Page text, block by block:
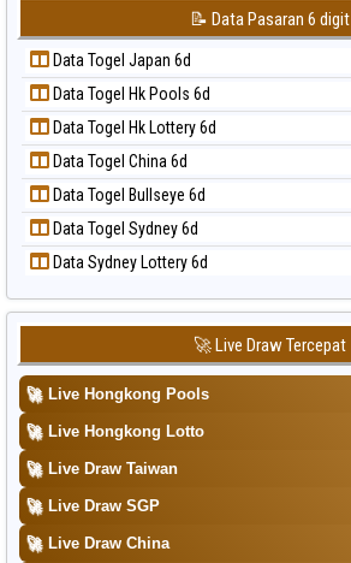
📝 Pola Dasar Sydney Lotto
📝 Pola Dasar Sydney Pools 6d
📝 Pola Dasar Taipei
📝 Pola Dasar Taiwan
Data Togel Japan 6d
Data Togel Korea
Data Togel Kuda Lari
Data Togel Magnum Cambodia
Data Togel Nagoya
Data Togel North Carolina Day
Data Togel Pcso
Data Togel Sao Paulo
Data Togel Singapore
Data Togel Sydney
Data Togel Sydney Lottery
Data Togel Sydney Lottery 6d
Data Togel Sydney Lotto
Data Togel Sydney Pools 6d
Data Togel Taipei
Data Togel Taiwan
📝 Data Pasaran 6 digit
Data Togel Japan 6d
Data Togel Hk Pools 6d
Data Togel Hk Lottery 6d
Data Togel China 6d
Data Togel Bullseye 6d
Data Togel Sydney 6d
Data Sydney Lottery 6d
🚀 Live Draw Tercepat
🚀 Live Hongkong Pools
🚀 Live Hongkong Lotto
🚀 Live Draw Taiwan
🚀 Live Draw SGP
🚀 Live Draw China